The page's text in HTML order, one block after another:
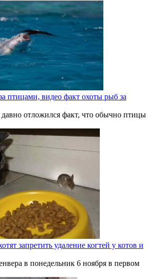
птицами, видео факт охоты рыб за
отложился факт, что обычно птицы
запретить удаление когтей у котов и
в понедельник 6 ноября в первом